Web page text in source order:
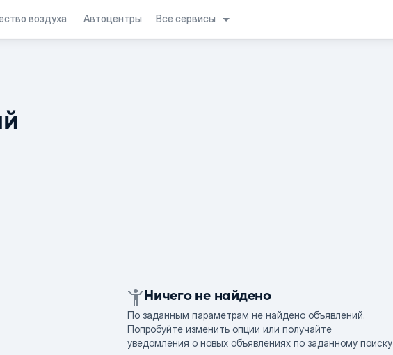
воздуха Автоцентры Все сервисы
Ничего не найдено
По заданным параметрам не найдено объявлений.
Попробуйте изменить опции или получайте
уведомления о новых объявлениях по заданному поиску